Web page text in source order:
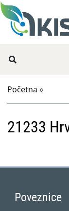
Početna »
21233
Poveznice